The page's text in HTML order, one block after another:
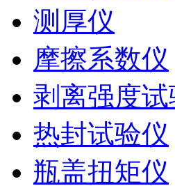
测厚仪
摩擦系数仪
剥离强度试
热封试验仪
瓶盖扭矩仪